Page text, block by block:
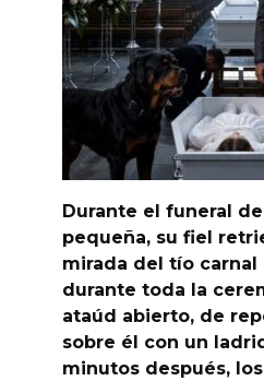
Durante el funeral
pequeña, su fiel
mirada del tío
durante toda la
ataúd abierto, de
sobre él con un
minutos después,